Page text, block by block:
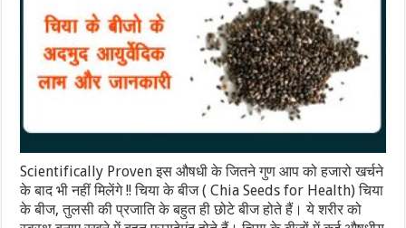
Scientifically Proven इस औषधी के जितने गुण आप को हजारो खर्चने
के बाद भी नहीं मिलेंगे !! चिया के बीज ( Chia Seeds for Health) चिया
के बीज, तुलसी की प्रजाति के बहुत ही छोटे बीज होते हैं। ये शरीर को